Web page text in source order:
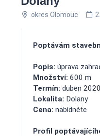
okres Olomouc
Poptávám
Popis: úprava
Množství: 600 m
Termín: duben 2020
Lokalita: Dolany
Cena: nabídněte
Profil